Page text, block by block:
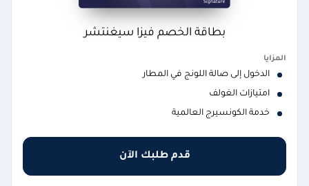
بطاقة الخصم فيزا سيغنتشر
المزايا
الدخول إلى صالة اللونج في المطار
امتيازات الغولف
خدمة الكونسيرج العالمية
قدم طلبك الآن